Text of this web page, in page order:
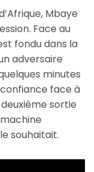
Mbaye
Face au
fondu dans la
adversaire
minutes
face à
sortie
souhaitait.